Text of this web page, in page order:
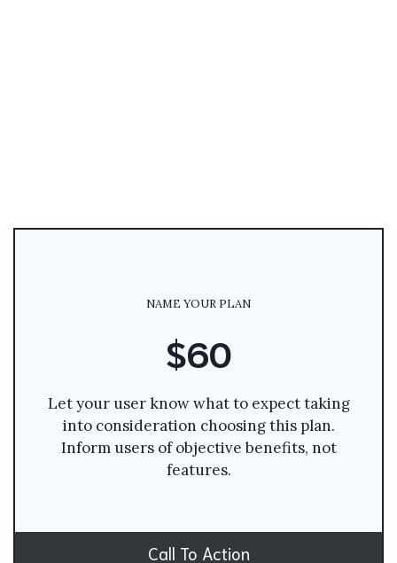
NAME YOUR PLAN
$60
Let your user know what to expect taking
into consideration choosing this plan.
Inform users of objective benefits, not
features.
Call To Action